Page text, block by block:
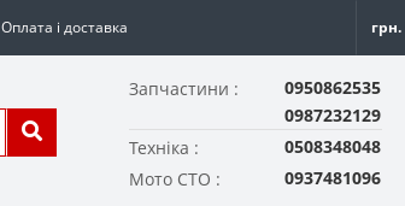
Оплата і доставка грн.
Запчастини :
0950862535
0987232129
Техніка :
0508348048
Мото СТО :
0937481096